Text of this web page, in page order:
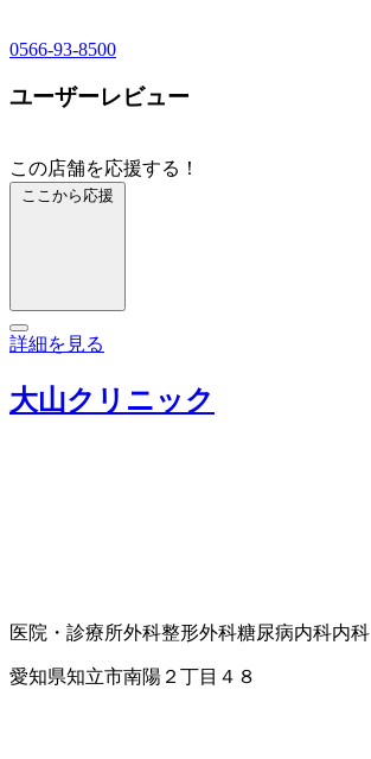
0566-93-8500
ユーザーレビュー
この店舗を応援する！
ここから応援
詳細を見る
大山クリニック
医院・診療所外科整形外科糖尿病内科内科
愛知県知立市南陽２丁目４８